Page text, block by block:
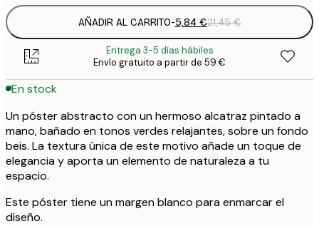
AÑADIR AL CARRITO-5,84 €21,45 €
Entrega 3-5 días hábiles
Envío gratuito a partir de 59 €
En stock
Un póster abstracto con un hermoso alcatraz pintado a
mano, bañado en tonos verdes relajantes, sobre un fondo
beis. La textura única de este motivo añade un toque de
elegancia y aporta un elemento de naturaleza a tu
espacio.
Este póster tiene un margen blanco para enmarcar el
diseño.